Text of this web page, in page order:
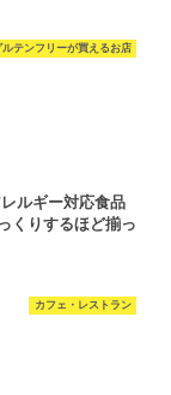
ルテンフリーが買えるお店
レルギー対応食品
くりするほど揃っ
カフェ・レストラン